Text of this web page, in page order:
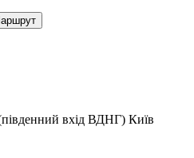
вхід ВДНГ) Київ